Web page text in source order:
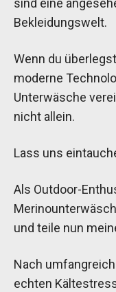
Bekleidungswelt.
Wenn du
moderne
Unterwäsche
nicht allein.
Lass uns
Als Outdoor-
und teile nun
Nach
echten